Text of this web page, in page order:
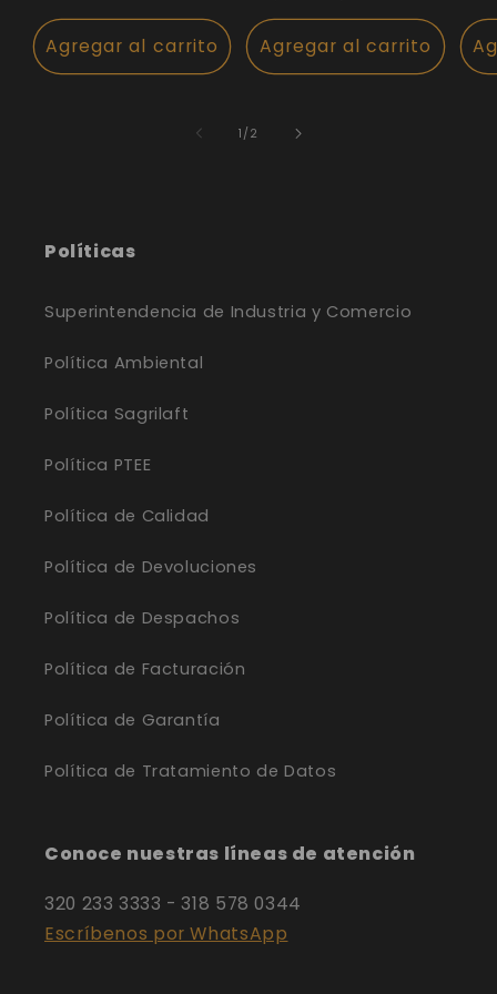
Agregar al carrito
habitual
Agregar al carrito
1 /de
2
Políticas
Superintendencia de Industria y Comercio
Política Ambiental
Política Sagrilaft
Política PTEE
Política de Calidad
Política de Devoluciones
Política de Despachos
Política de Facturación
Política de Garantía
Política de Tratamiento de Datos
Conoce nuestras líneas de atención
320 233 3333 - 318 578 0344
Escríbenos por WhatsApp